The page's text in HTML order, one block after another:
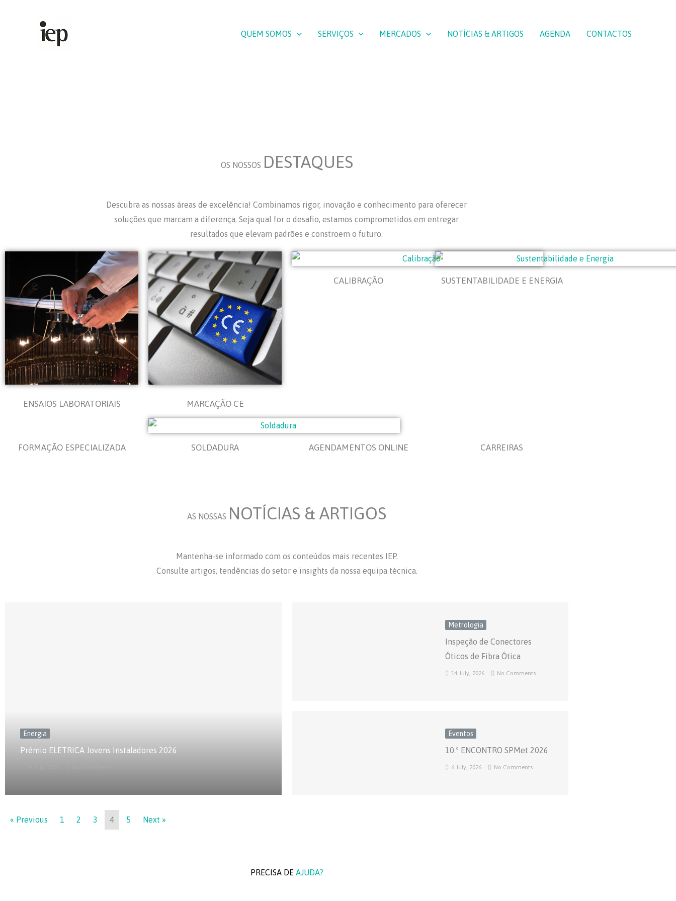
QUEM SOMOS SERVIÇOS MERCADOS NOTÍCIAS & ARTIGOS AGENDA CONTACTOS
OS NOSSOS DESTAQUES
Descubra as nossas áreas de excelência! Combinamos rigor, inovação e conhecimento para oferecer
soluções que marcam a diferença. Seja qual for o desafio, estamos comprometidos em entregar
resultados que elevam padrões e constroem o futuro.
ENSAIOS LABORATORIAIS MARCAÇÃO CE
CALIBRAÇÃO SUSTENTABILIDADE E ENERGIA
FORMAÇÃO ESPECIALIZADA SOLDADURA AGENDAMENTOS ONLINE CARREIRAS
AS NOSSAS NOTÍCIAS & ARTIGOS
Mantenha-se informado com os conteúdos mais recentes IEP.
Consulte artigos, tendências do setor e insights da nossa equipa técnica.
Energia
Prémio ELETRICA Jovens Instaladores 2026
Metrologia
Inspeção de Conectores
Óticos de Fibra Ótica
14 July, 2026 No Comments
Eventos
10.º ENCONTRO SPMet 2026
6 July, 2026 No Comments
« Previous 1 2 3 4 5 Next »
PRECISA DE AJUDA?